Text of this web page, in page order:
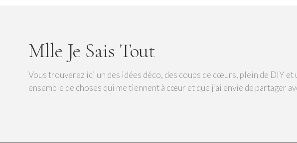
Mlle Je Sais Tout
Vous trouverez ici un des idées déco, des coups de cœurs, plein de DIY et
ensemble de choses qui me tiennent à cœur et que j’ai envie de partager